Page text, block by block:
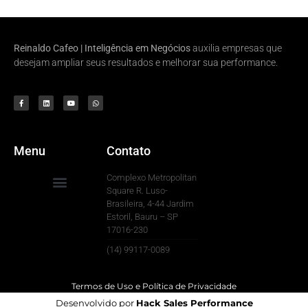
Reinaldo Cafeo | Inteligência em Negóciosauxilia empresas que
desejam ampliar seus resultados e melhorar sua performance.
Menu Contato
Complexo Metropolitan
Square R. Luso-
Brasileira, 4-44 Jardim
Estoril, Bauru – SP
17016-230
(14) 99117-0089
Termos de Uso e Política de Privacidade
Desenvolvido por Hack Sales Performance